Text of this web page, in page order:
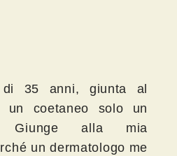
di 35 anni, giunta al
un coetaneo solo un
Giunge alla mia
un dermatologo me